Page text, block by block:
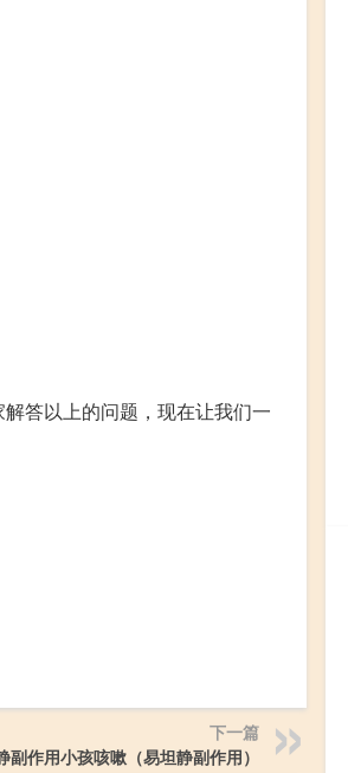
答以上的问题，现在让我们一
下一篇
副作用小孩咳嗽（易坦静副作用）